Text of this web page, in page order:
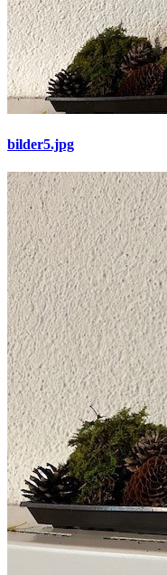
bilder5.jpg